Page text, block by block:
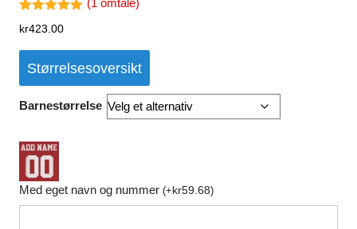
5.00av 5
ing
(1 omtale)
kr423.00
Størrelsesoversikt
Barnestørrelse
Med eget navn og nummer (+kr59.68)